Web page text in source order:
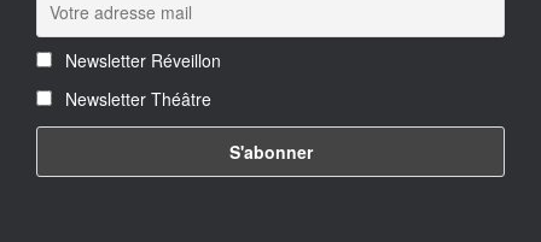
Newsletter Réveillon
Newsletter Théâtre